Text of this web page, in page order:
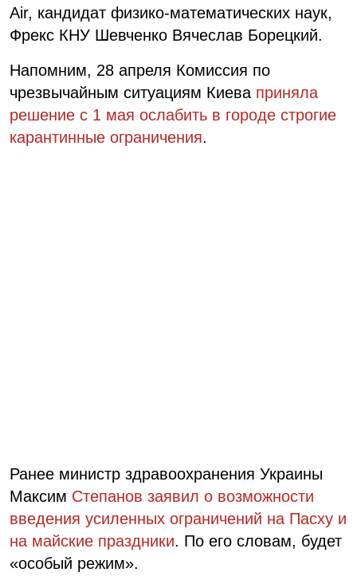
Air, кандидат физико-математических наук,
Фрекс КНУ Шевченко Вячеслав Борецкий.
Напомним, 28 апреля Комиссия по
чрезвычайным ситуациям Киева приняла
решение с 1 мая ослабить в городе строгие
карантинные ограничения.
Ранее министр здравоохранения Украины
Максим Степанов заявил о возможности
введения усиленных ограничений на Пасху и
на майские праздники. По его словам, будет
«особый режим».